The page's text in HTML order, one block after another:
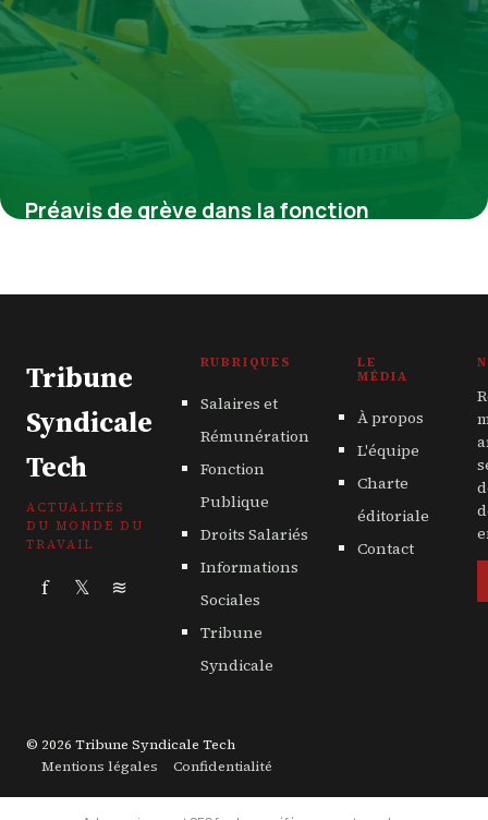
Préavis de grève dans la fonction
Tribune
Syndicale
Tech
ACTUALITÉS
DU MONDE DU
TRAVAIL
f 𝕏 ≋
RUBRIQUES
Salaires et
Rémunération
Fonction
Publique
Droits Salariés
Informations
Sociales
Tribune
Syndicale
LE
MÉDIA
À propos
L'équipe
Charte
éditoriale
Contact
© 2026 Tribune Syndicale Tech
Mentions légales
Confidentialité